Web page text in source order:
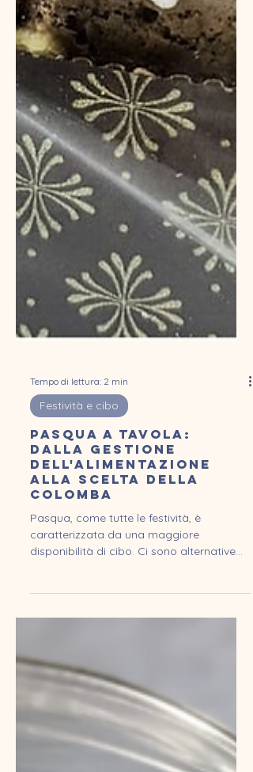
Tempo di lettura: 2 min
Festività e cibo
Pasqua a tavola:
dalla gestione
dell'alimentazione
alla scelta della
colomba
Pasqua, come tutte le festività, è